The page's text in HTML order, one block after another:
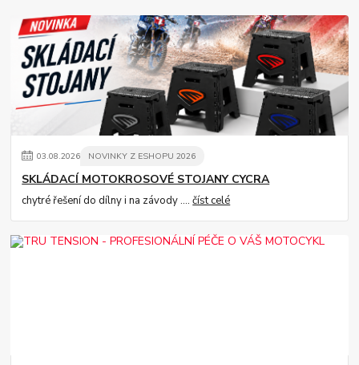
03.08.2026 NOVINKY Z ESHOPU 2026
SKLÁDACÍ MOTOKROSOVÉ STOJANY CYCRA
chytré řešení do dílny i na závody ....číst celé